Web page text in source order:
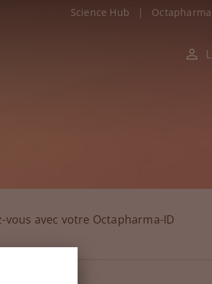
Science Hub |
vous avec votre Octapharma-ID